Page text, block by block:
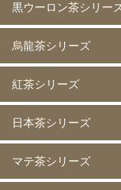
選べる 2種類
黒ウーロン茶シリー
黒ウーロン茶 80g
黒ウーロン茶 250g
黒ウーロン茶 1kg
ジャスミンが香る
黒ウーロン茶 80g
ジャスミンが香る
黒ウーロン茶 250g
ジャスミンが香る
黒ウーロン茶 1kg
ピーチ黒ウーロン茶
ピーチ黒ウーロン茶
バニラ黒ウーロン茶
アセロラ黒ウーロン
烏龍茶シリーズ
烏龍茶 80g
烏龍茶 250g
烏龍茶 1kg
ピーチ烏龍茶 80g
カシス烏龍茶 80g
アップル烏龍茶 80g
マスカット烏龍茶 80g
紅茶シリーズ
ストレート紅茶 無糖
ストレート紅茶 無糖
ストレート紅茶 無糖
アールグレイ紅茶 80g
アールグレイ紅茶
レモンティー 80g
レモンティー 250g
キャラメルティー 80g
キャラメルティー
アップルティー 80g
アップルティー 250g
トロピカルティー
ストロベリーティー
日本茶シリーズ
緑茶 80g
緑茶 250g
緑茶 1kg
香りほうじ茶 80g
ほうじ茶 250g
香り麦茶 80g
麦茶 250g
香ばしい麦茶 1kg
抹茶入り玄米茶 80g
玄米茶 250g
マテ茶シリーズ